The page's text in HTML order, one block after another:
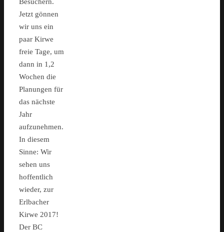
Jetzt gönnen
wir uns ein
paar Kirwe
freie Tage, um
dann in 1,2
Wochen die
Planungen für
das nächste
Jahr
aufzunehmen.
In diesem
Sinne: Wir
sehen uns
hoffentlich
wieder, zur
Erlbacher
Kirwe 2017!
Der BC